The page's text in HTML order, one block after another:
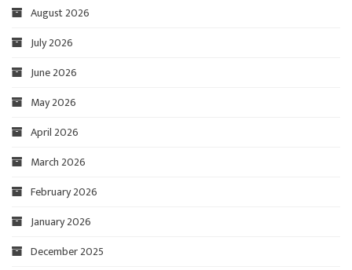
August 2026
July 2026
June 2026
May 2026
April 2026
March 2026
February 2026
January 2026
December 2025